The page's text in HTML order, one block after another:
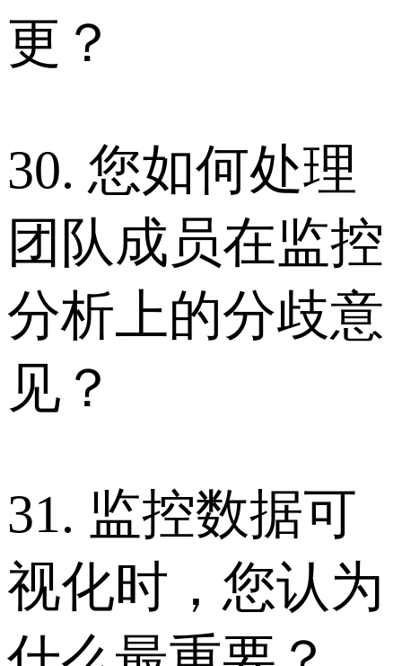
更？
30. 您如何处理
团队成员在监控
分析上的分歧意
见？
31. 监控数据可
视化时，您认为